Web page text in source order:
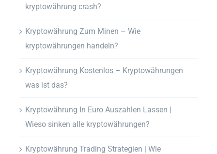
kryptowährung crash?
Kryptowährung Zum Minen – Wie
kryptowährungen handeln?
Kryptowährung Kostenlos – Kryptowährungen
was ist das?
Kryptowährung In Euro Auszahlen Lassen |
Wieso sinken alle kryptowährungen?
Kryptowährung Trading Strategien | Wie